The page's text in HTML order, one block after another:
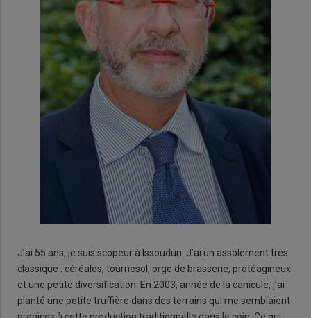
J’ai 55 ans, je suis scopeur à Issoudun. J’ai un assolement très
classique : céréales, tournesol, orge de brasserie, protéagineux
et une petite diversification. En 2003, année de la canicule, j’ai
planté une petite truffière dans des terrains qui me semblaient